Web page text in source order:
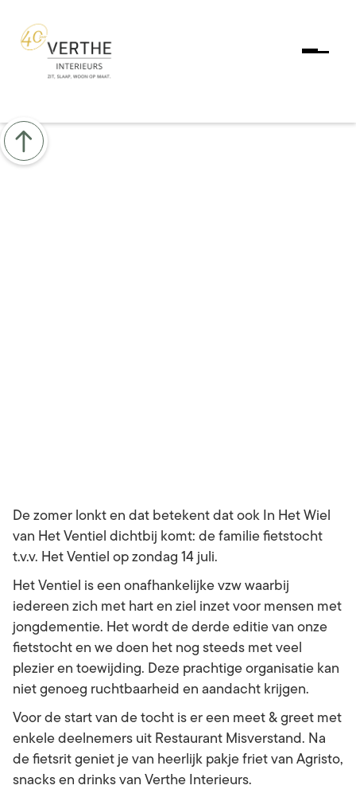
De zomer lonkt en dat betekent dat ook In Het Wiel
van Het Ventiel dichtbij komt: de familie fietstocht
t.v.v. Het Ventiel op zondag 14 juli.
Het Ventiel is een onafhankelijke vzw waarbij
iedereen zich met hart en ziel inzet voor mensen met
jongdementie. Het wordt de derde editie van onze
fietstocht en we doen het nog steeds met veel
plezier en toewijding. Deze prachtige organisatie kan
niet genoeg ruchtbaarheid en aandacht krijgen.
Voor de start van de tocht is er een meet & greet met
enkele deelnemers uit Restaurant Misverstand. Na
de fietsrit geniet je van heerlijk pakje friet van Agristo,
snacks en drinks van Verthe Interieurs.